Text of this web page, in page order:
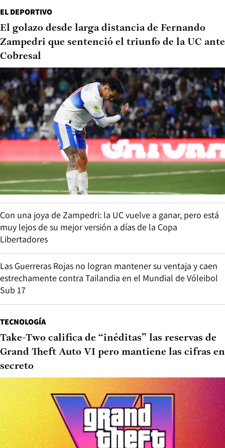
EL DEPORTIVO
El golazo desde larga distancia de Fernando
Zampedri que sentenció el triunfo de la UC ante
Cobresal
Con una joya de Zampedri: la UC vuelve a ganar, pero está
muy lejos de su mejor versión a días de la Copa
Libertadores
Las Guerreras Rojas no logran mantener su ventaja y caen
estrechamente contra Tailandia en el Mundial de Vóleibol
Sub 17
TECNOLOGÍA
Take-Two califica de “inéditas” las reservas de
Grand Theft Auto VI pero mantiene las cifras en
secreto